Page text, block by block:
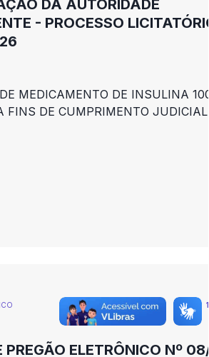
DA AUTORIDADE
- PROCESSO
MEDICAMENTO DE INSULINA
FINS DE CUMPRIMENTO JUDICIAL
PREGÃO ELETRÔNICO Nº